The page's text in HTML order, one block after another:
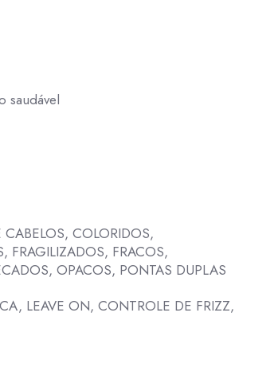
saudável
COLORIDOS,
FRAGILIZADOS, FRACOS,
OPACOS, PONTAS DUPLAS
LEAVE ON, CONTROLE DE FRIZZ,